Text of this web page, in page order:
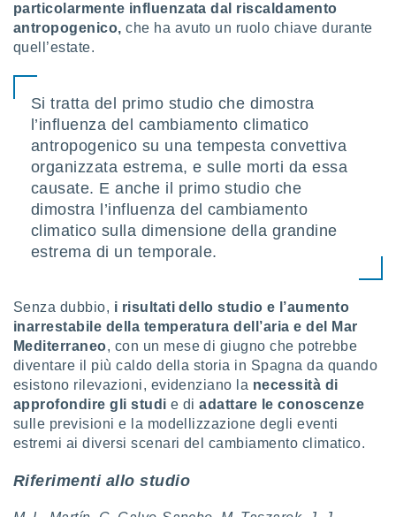
particolarmente influenzata dal riscaldamento
antropogenico, che ha avuto un ruolo chiave durante
quell’estate.
Si tratta del primo studio che dimostra
l’influenza del cambiamento climatico
antropogenico su una tempesta convettiva
organizzata estrema, e sulle morti da essa
causate. E anche il primo studio che
dimostra l’influenza del cambiamento
climatico sulla dimensione della grandine
estrema di un temporale.
Senza dubbio, i risultati dello studio e l’aumento
inarrestabile della temperatura dell’aria e del Mar
Mediterraneo, con un mese di giugno che potrebbe
diventare il più caldo della storia in Spagna da quando
esistono rilevazioni, evidenziano la necessità di
approfondire gli studi e diadattare le conoscenze
sulle previsioni e la modellizzazione degli eventi
estremi ai diversi scenari del cambiamento climatico.
Riferimenti allo studio